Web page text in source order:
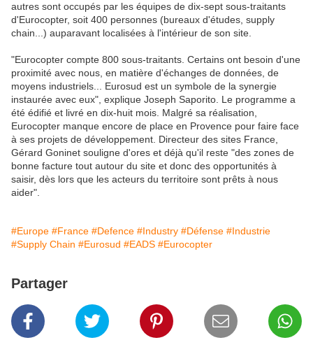
autres sont occupés par les équipes de dix-sept sous-traitants
d'Eurocopter, soit 400 personnes (bureaux d'études, supply
chain...) auparavant localisées à l'intérieur de son site.
"Eurocopter compte 800 sous-traitants. Certains ont besoin d'une
proximité avec nous, en matière d'échanges de données, de
moyens industriels... Eurosud est un symbole de la synergie
instaurée avec eux", explique Joseph Saporito. Le programme a
été édifié et livré en dix-huit mois. Malgré sa réalisation,
Eurocopter manque encore de place en Provence pour faire face
à ses projets de développement. Directeur des sites France,
Gérard Goninet souligne d'ores et déjà qu'il reste "des zones de
bonne facture tout autour du site et donc des opportunités à
saisir, dès lors que les acteurs du territoire sont prêts à nous
aider".
#Europe #France #Defence #Industry #Défense #Industrie
#Supply Chain #Eurosud #EADS #Eurocopter
Partager